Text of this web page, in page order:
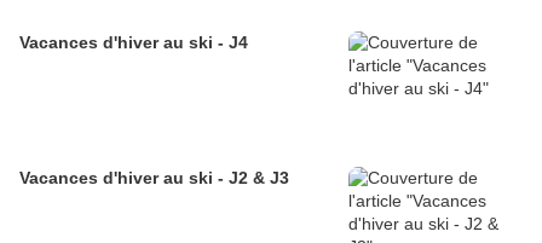
Vacances d'hiver au ski - J4
Vacances d'hiver au ski - J2 & J3